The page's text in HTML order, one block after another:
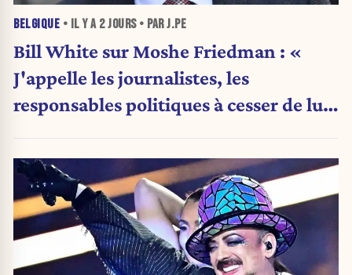
BELGIQUE • IL Y A 2 JOURS• PAR J.PE
Bill White sur Moshe Friedman : «
J'appelle les journalistes, les
responsables politiques à cesser de lui